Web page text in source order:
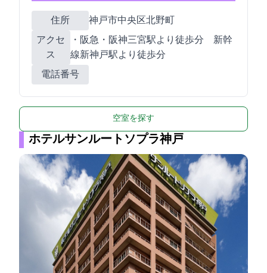
住所
神戸市中央区北野町1-1-14
アクセ
ス
JR・阪急・阪神三宮駅より徒歩12分 新幹
線新神戸駅より徒歩12分
電話番号
空室を探す
ホテルサンルートソプラ神戸